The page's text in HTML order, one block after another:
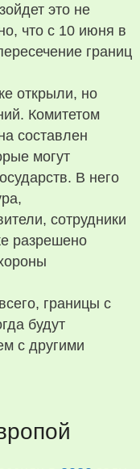
это не
что с 10 июня в
границ
открыли, но
Комитетом
составлен
могут
В него
сотрудники
разрешено
границы с
будут
с другими